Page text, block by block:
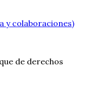
y colaboraciones)
de derechos